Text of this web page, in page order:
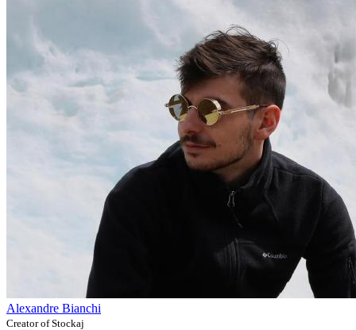
Alexandre Bianchi
Creator of Stockaj